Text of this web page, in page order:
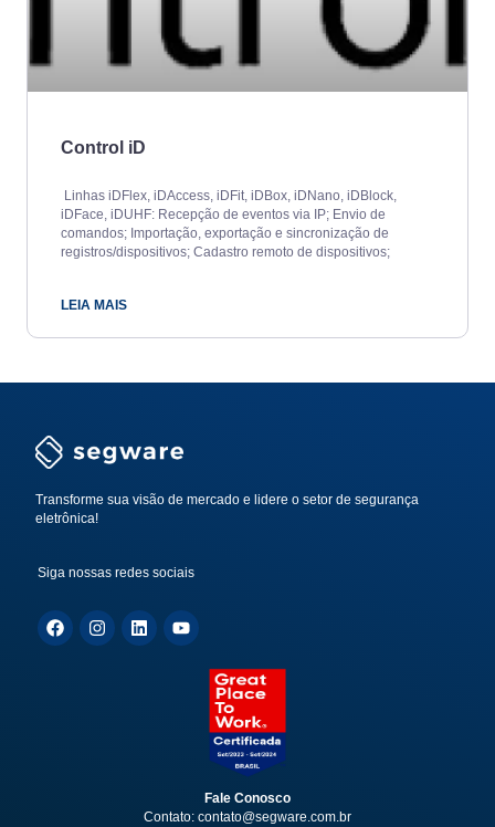
Control iD
Linhas iDFlex, iDAccess, iDFit, iDBox, iDNano, iDBlock,
iDFace, iDUHF: Recepção de eventos via IP; Envio de
comandos; Importação, exportação e sincronização de
registros/dispositivos; Cadastro remoto de dispositivos;
LEIA MAIS
Transforme sua visão de mercado e lidere o setor de segurança
eletrônica!
Siga nossas redes sociais
Fale Conosco
Contato: contato@segware.com.br